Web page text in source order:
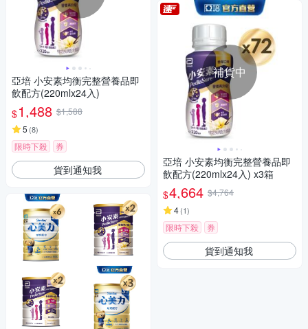
亞培 小安素均衡完整營養品即
飲配方(220mlx24入)
$1,488 $1,588
5 (8)
限時下殺 券
貨到通知我
補貨中
亞培 小安素均衡完整營養品即
飲配方(220mlx24入) x3箱
$4,664 $4,764
4(1)
限時下殺 券
貨到通知我